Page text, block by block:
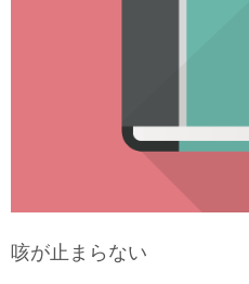
咳が止まらない